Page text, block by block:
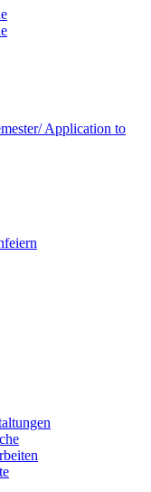
Application to